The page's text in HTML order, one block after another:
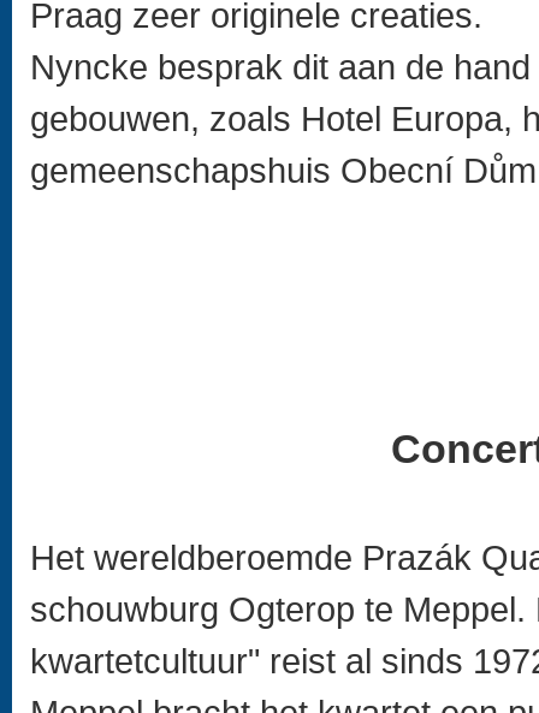
Praag zeer originele creaties.
Nyncke besprak dit aan de
gebouwen, zoals Hotel Europa,
gemeenschapshuis Obecní
Het wereldberoemde Prazák
schouwburg Ogterop te
kwartetcultuur" reist al sinds